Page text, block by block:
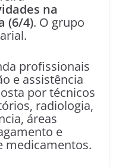
na
(6/4). O grupo
profissionais
e assistência
por técnicos
radiologia,
áreas
e
medicamentos.